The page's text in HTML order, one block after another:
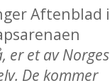
Aftenblad i
er et av Norges
De kommer